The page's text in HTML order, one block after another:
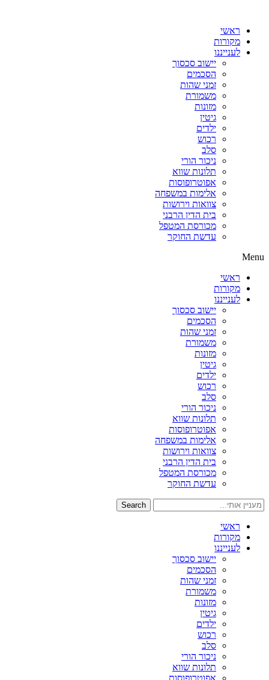
ראשי
מקורות
לענייננו
יישוב סכסוך
הסכמים
זמני שהות
משמורת
מזונות
גיטין
ילדים
רכוש
סלב
ניכור הורי
תלונות שווא
אפוטרופוסות
אלימות במשפחה
צוואות וירושות
בית הדין הרבני
מכורסת המטפל
עדשת החוקר
Menu
ראשי
מקורות
לענייננו
יישוב סכסוך
הסכמים
זמני שהות
משמורת
מזונות
גיטין
ילדים
רכוש
סלב
ניכור הורי
תלונות שווא
אפוטרופוסות
אלימות במשפחה
צוואות וירושות
בית הדין הרבני
מכורסת המטפל
עדשת החוקר
Search
ראשי
מקורות
לענייננו
יישוב סכסוך
הסכמים
זמני שהות
משמורת
מזונות
גיטין
ילדים
רכוש
סלב
ניכור הורי
תלונות שווא
אפוטרופוסות